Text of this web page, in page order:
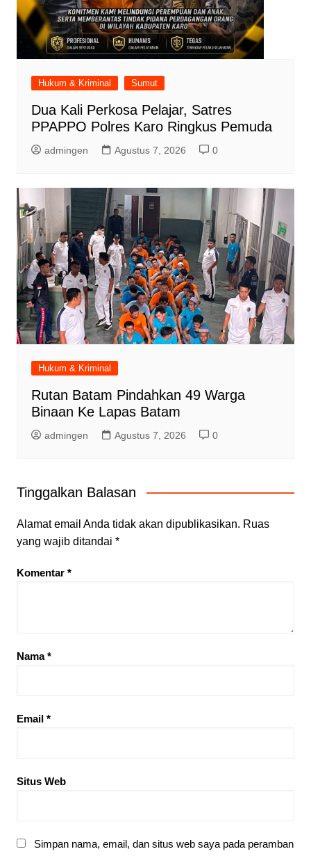
Hukum & Kriminal Sumut
Dua Kali Perkosa Pelajar, Satres
PPAPPO Polres Karo Ringkus Pemuda
admingen Agustus 7, 2026 0
Hukum & Kriminal
Rutan Batam Pindahkan 49 Warga
Binaan Ke Lapas Batam
admingen Agustus 7, 2026 0
Tinggalkan Balasan
Alamat email Anda tidak akan dipublikasikan. Ruas
yang wajib ditandai *
Komentar *
Nama*
Email *
Situs Web
Simpan nama, email, dan situs web saya pada peramban